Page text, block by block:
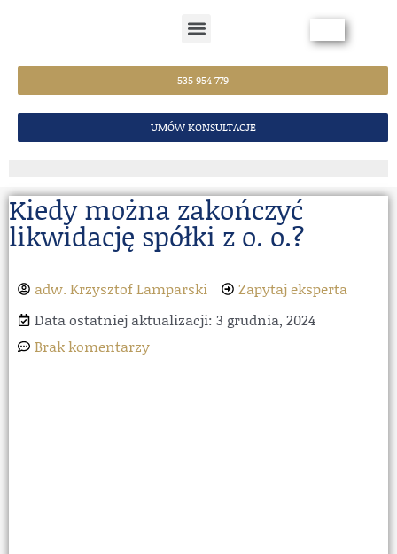
535 954 779
UMÓW KONSULTACJE
Kiedy można zakończyć
likwidację spółki z o. o.?
adw. Krzysztof Lamparski
Zapytaj eksperta
Data ostatniej aktualizacji: 3 grudnia, 2024
Brak komentarzy